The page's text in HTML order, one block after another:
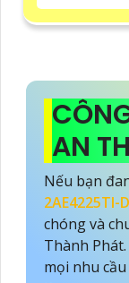
AN
Nếu bạn
2AE4225TI-D
chóng và
Thành
mọi nhu